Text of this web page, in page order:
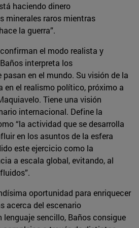
haciendo dinero
minerales raros mientras
la guerra”.
el modo realista y
interpreta los
en el mundo. Su visión de la
en el realismo político, próximo a
Tiene una visión
internacional. Define la
“la actividad que se desarrolla
en los asuntos de la esfera
este ejercicio como la
a escala global, evitando, al
oportunidad para enriquecer
acerca del escenario
lenguaje sencillo, Baños consigue